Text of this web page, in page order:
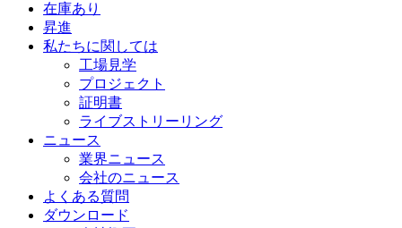
在庫あり
昇進
私たちに関しては
工場見学
プロジェクト
証明書
ライブストリーリング
ニュース
業界ニュース
会社のニュース
よくある質問
ダウンロード